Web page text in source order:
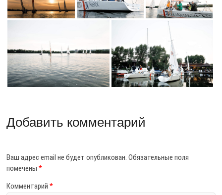
Добавить комментарий
Ваш адрес email не будет опубликован. Обязательные поля
помечены*
Комментарий*